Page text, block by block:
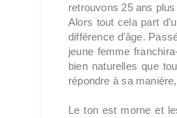
retrouvons 25 ans
Alors tout cela part
différence d'âge.
jeune femme
bien naturelles que
répondre à sa
Le ton est morne et